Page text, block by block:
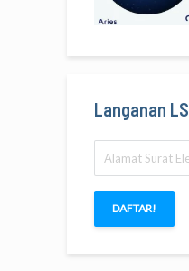
Langanan LS
Surat
Elektronik
DAFTAR!